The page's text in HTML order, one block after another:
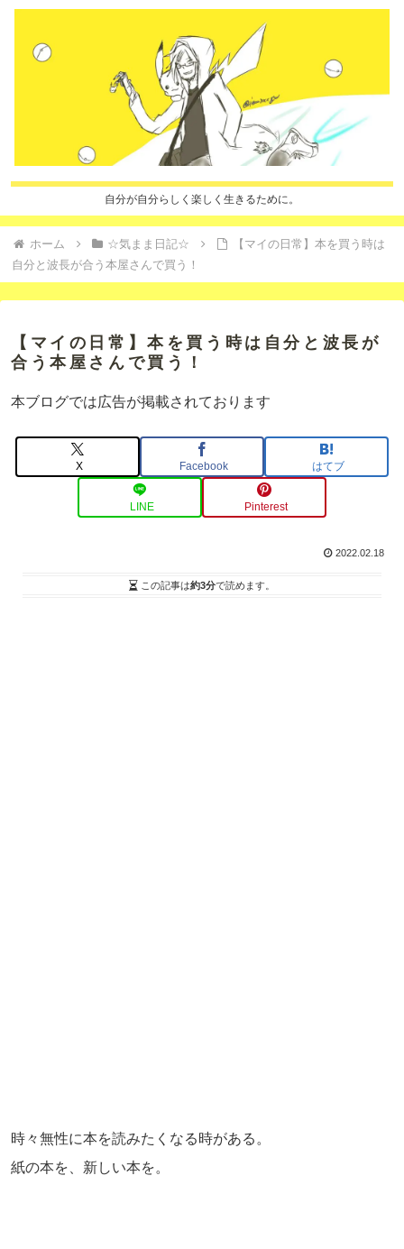
自分が自分らしく楽しく生きるために。
ホーム ☆気まま日記☆
【マイの日常】本を買う時は
自分と波長が合う本屋さんで買う！
【マイの日常】本を買う時は自分と波長が
合う本屋さんで買う！
本ブログでは広告が掲載されております
X Facebook はてブ
LINE Pinterest
2022.02.18
この記事は約3分で読めます。
時々無性に本を読みたくなる時がある。
紙の本を、新しい本を。